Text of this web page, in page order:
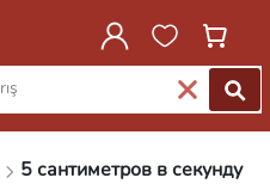
5 сантиметров в секунду